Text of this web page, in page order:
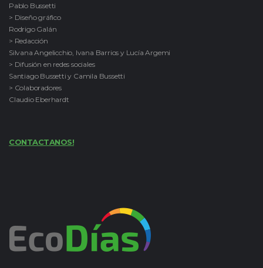
Pablo Bussetti
> Diseño gráfico
Rodrigo Galán
> Redacción
Silvana Angelicchio, Ivana Barrios y Lucía Argemi
> Difusión en redes sociales
Santiago Bussetti y Camila Bussetti
> Colaboradores
Claudio Eberhardt
CONTACTANOS!